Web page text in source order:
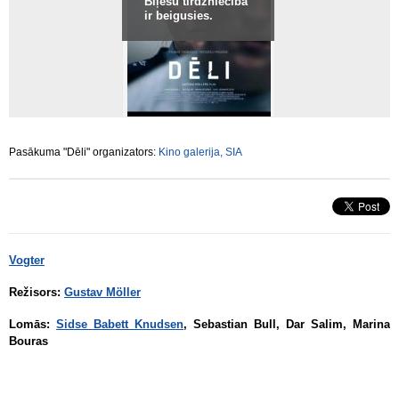
ir beigusies.
Pasākuma "Dēli" organizators: Kino galerija, SIA
Vogter
Režisors: Gustav Möller
Lomās: Sidse Babett Knudsen, Sebastian Bull, Dar Salim, Marina
Bouras